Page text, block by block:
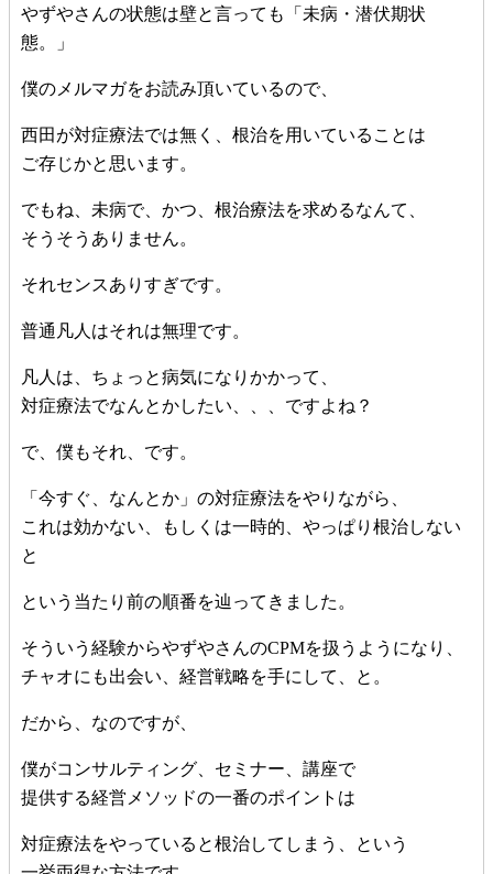
やずやさんの状態は壁と言っても「未病・潜伏期状
態。」
僕のメルマガをお読み頂いているので、
西田が対症療法では無く、根治を用いていることは
ご存じかと思います。
でもね、未病で、かつ、根治療法を求めるなんて、
そうそうありません。
それセンスありすぎです。
普通凡人はそれは無理です。
凡人は、ちょっと病気になりかかって、
対症療法でなんとかしたい、、、ですよね？
で、僕もそれ、です。
「今すぐ、なんとか」の対症療法をやりながら、
これは効かない、もしくは一時的、やっぱり根治しない
と
という当たり前の順番を辿ってきました。
そういう経験からやずやさんのCPMを扱うようになり、
チャオにも出会い、経営戦略を手にして、と。
だから、なのですが、
僕がコンサルティング、セミナー、講座で
提供する経営メソッドの一番のポイントは
対症療法をやっていると根治してしまう、という